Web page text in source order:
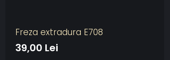
Freza extradura E708
39,00 Lei